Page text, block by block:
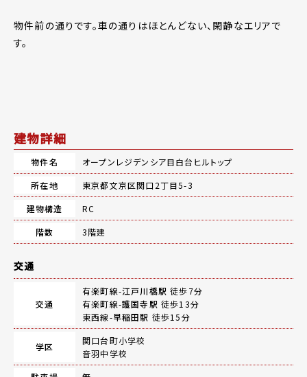
物件前の通りです。車の通りはほとんどない、閑静なエリアで
す。
建物詳細
物件名
オープンレジデンシア目白台ヒルトップ
所在地
東京都文京区関口2丁目5-3
建物構造
RC
階数
3階建
交通
交通
有楽町線-江戸川橋駅 徒歩7分
有楽町線-護国寺駅 徒歩13分
東西線-早稲田駅 徒歩15分
学区
関口台町小学校
音羽中学校